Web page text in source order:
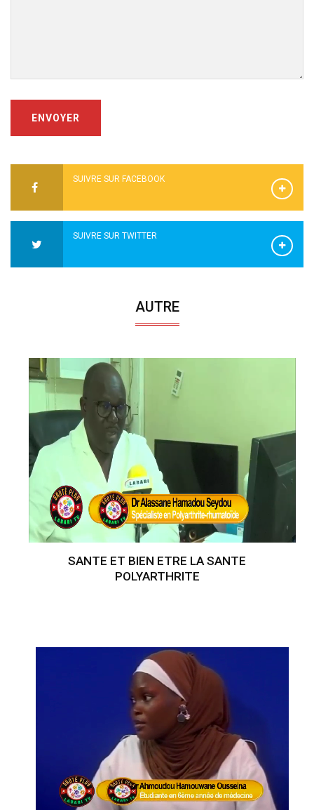
ENVOYER
SUIVRE SUR FACEBOOK
SUIVRE SUR TWITTER
AUTRE
SANTE ET BIEN ETRE LA SANTE
POLYARTHRITE